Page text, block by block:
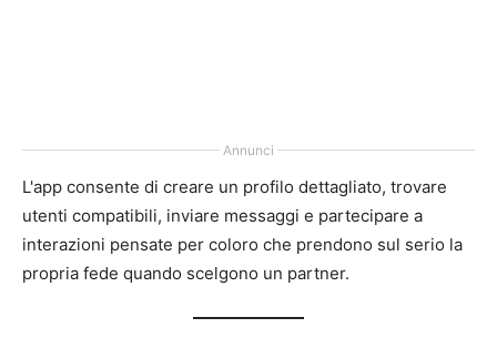
Annunci
L'app consente di creare un profilo dettagliato, trovare
utenti compatibili, inviare messaggi e partecipare a
interazioni pensate per coloro che prendono sul serio la
propria fede quando scelgono un partner.